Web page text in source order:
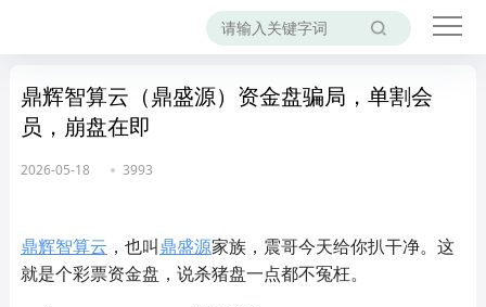
鼎辉智算云（鼎盛源）资金盘骗局，单割会
员，崩盘在即
2026-05-18 3993
鼎辉智算云 ，也叫鼎盛源家族，震哥今天给你扒干净。这
就是个彩票资金盘，说杀猪盘一点都不冤枉。